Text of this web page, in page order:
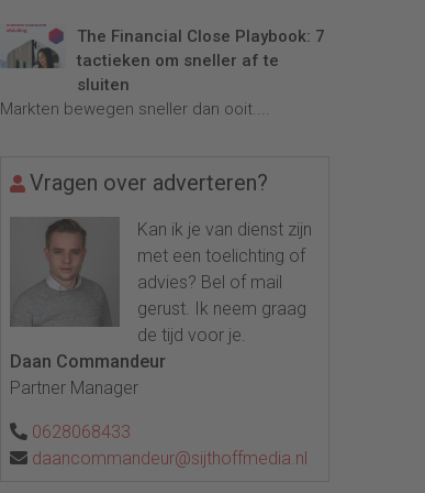
The Financial Close Playbook: 7
tactieken om sneller af te
sluiten
Markten bewegen sneller dan ooit....
Vragen over adverteren?
Kan ik je van dienst zijn
met een toelichting of
advies? Bel of mail
gerust. Ik neem graag
de tijd voor je.
Daan Commandeur
Partner Manager
0628068433
daancommandeur@sijthoffmedia.nl